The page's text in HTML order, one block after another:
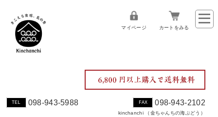
TEL 098-943-5988 FAX 098-943-2102
kinchanchi （金ちゃんちの海ぶどう）
マイページ カートをみる